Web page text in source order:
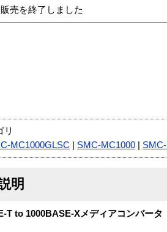
売を終了しました
リ
MC1000GLSC SMC-MC1000
明
T to 1000BASE-Xメディアコンバータ